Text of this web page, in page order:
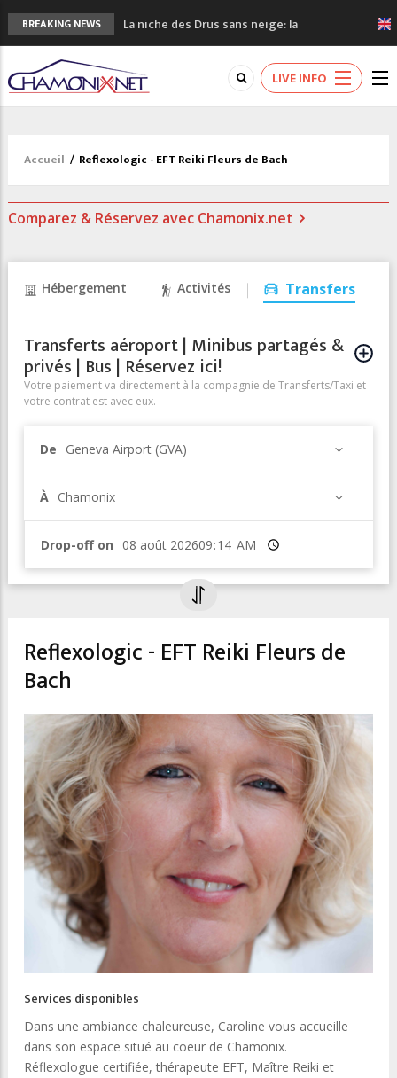
BREAKING NEWS
La niche des Drus sans neige: la
sécheresse en haute montagne
3 bonnes raisons pour visiter le nouveau
Musée du Mont-Blanc
Accidents en montagne: 3 personnes sont
Craft ouvre un nouveau magasin de course
LIVE INFO
Accueil / Reflexologic - EFT Reiki Fleurs de Bach
Comparez & Réservez avec Chamonix.net
Hébergement Activités Transfers
Transferts aéroport | Minibus partagés &
privés | Bus | Réservez ici!
Votre paiement va directement à la compagnie de Transferts/Taxi et
votre contrat est avec eux.
De Geneva Airport (GVA)
À Chamonix
Drop-off on Heure
Reflexologic - EFT Reiki Fleurs de
Bach
Services disponibles
Dans une ambiance chaleureuse, Caroline vous accueille
dans son espace situé au coeur de Chamonix.
Réflexologue certifiée, thérapeute EFT, Maître Reiki et